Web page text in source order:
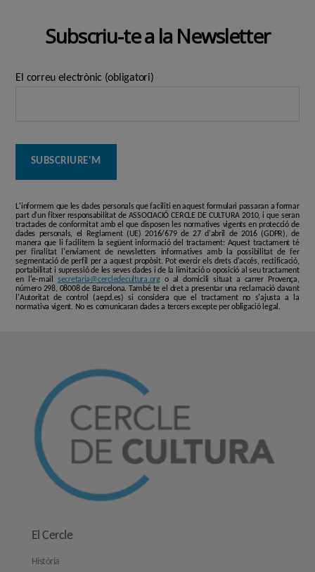
Subscriu-te a la Newsletter
El correu electrònic (obligatori)
L'informem que les dades personals que faciliti en aquest formulari passaran a formar
part d'un fitxer responsabilitat de ASSOCIACIÓ CERCLE DE CULTURA 2010, i que seran
tractades de conformitat amb el que disposen les normatives vigents en protecció de
dades personals, el Reglament (UE) 2016/679 de 27 d'abril de 2016 (GDPR), de
manera que li facilitem la següent informació del tractament: Aquest tractament té
per finalitat l'enviament de newsletters informatives amb la possibilitat de fer
segmentació de perfil per a aquest propòsit. Pot exercir els drets d'accés, rectificació,
portabilitat i supressió de les seves dades i de la limitació o oposició al seu tractament
en l'e-mail secretaria@cercledecultura.orgo al domicili situat a carrer Provença,
número 298, 08008 de Barcelona. També te el dret a presentar una reclamació davant
l'Autoritat de control (aepd.es) si considera que el tractament no s'ajusta a la
normativa vigent. No es comunicaran dades a tercers excepte per obligació legal.
El Cercle
Història